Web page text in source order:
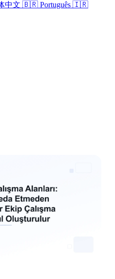
中文 🇧🇷 Português 🇮🇷